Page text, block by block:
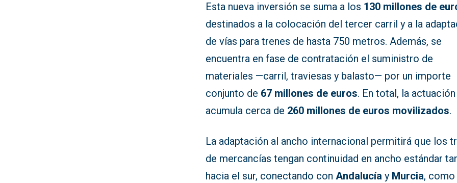
Esta nueva inversión se suma a los 130 millones de
destinados a la colocación del tercer carril y a la
de vías para trenes de hasta 750 metros. Además, se
encuentra en fase de contratación el suministro de
materiales —carril, traviesas y balasto— por un importe
conjunto de 67 millones de euros. En total, la actuación
acumula cerca de 260 millones de euros movilizados.
La adaptación al ancho internacional permitirá que los
de mercancías tengan continuidad en ancho estándar
hacia el sur, conectando conAndalucía y Murcia, como